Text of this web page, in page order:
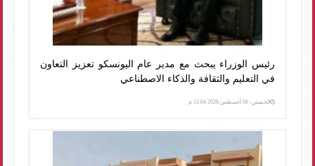
رئيس الوزراء يبحث مع مدير عام اليونسكو تعزيز التعاون
في التعليم والثقافة والذكاء الاصطناعي
الخميس، 06 أغسطس 2026 12:04 م